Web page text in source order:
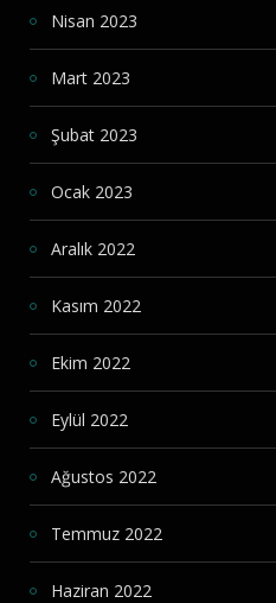
Nisan 2023
Mart 2023
Şubat 2023
Ocak 2023
Aralık 2022
Kasım 2022
Ekim 2022
Eylül 2022
Ağustos 2022
Temmuz 2022
Haziran 2022